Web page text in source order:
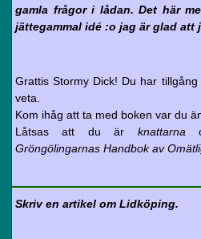
gamla frågor i lådan. Det här
jättegammal idé :o jag är glad att
Grattis Stormy Dick! Du har
veta.
Kom ihåg att ta med boken var du
Låtsas att du är knattarna
Gröngölingarnas Handbok av
Skriv en artikel om Lidköping.